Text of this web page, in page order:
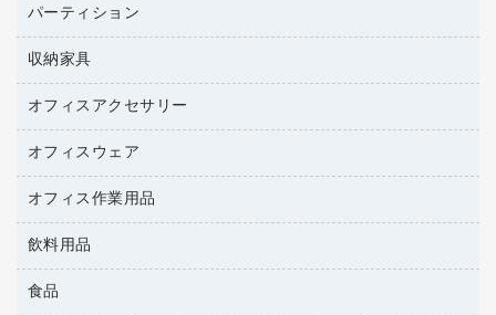
コピー用紙
ネットワーク／ＬＡＮアクセサリー
セキュリティ用品
ＵＳＢハブ／ＵＳＢアクセサリー
ＯＡフィルター
ＯＡクリーナー／エアダスター
ＬＡＮケーブル
デジタルカメラ
スキャナー
コピー機
メディア収納用品
オフィスチェア
ミーティングテーブル
デスク
カウンター
パーティション
ホワイトボード・黒板
収納家具
保管庫・書庫
ロッカー・下駄箱
その他収納
オフィスアクセサリー
オフィスアクセサリー
オフィスウェア
医療・介護・ワーキングウェア
ブラウス・シャツ
アウター
オフィス作業用品
養生用品
防災用品
飲料用品
緑茶飲料
食品